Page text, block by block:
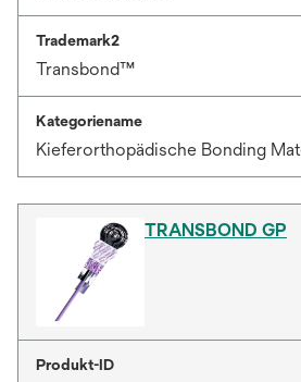
Trademark2
Transbond™
Kategoriename
Kieferorthopädische Bonding
TRANSBOND GP
Produkt-ID